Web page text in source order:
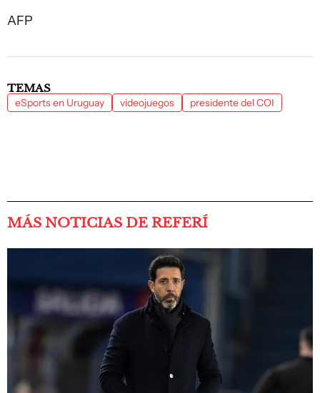
AFP
TEMAS
eSports en Uruguay videojuegos presidente del COI
MÁS NOTICIAS DE REFERÍ